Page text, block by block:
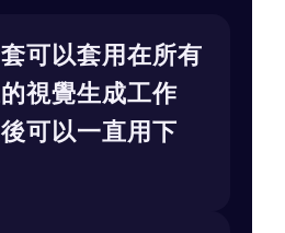
可以套用在所有
視覺生成工作
可以一直用下